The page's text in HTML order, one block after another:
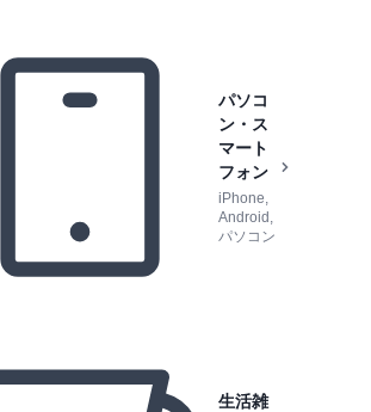
パソコ
ン・ス
マート
フォン
iPhone,
Android,
パソコン
生活雑